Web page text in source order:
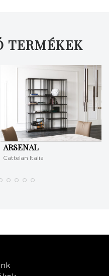
TERMÉKEK
ARSENAL
Cattelan Italia